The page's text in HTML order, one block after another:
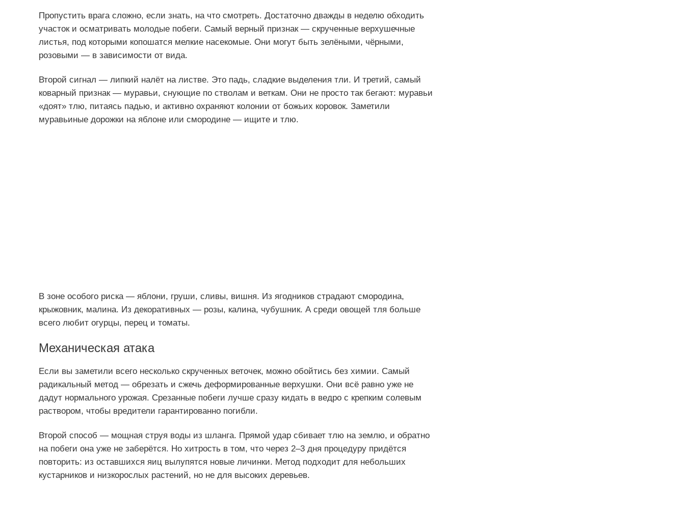
Пропустить врага сложно, если знать, на что смотреть. Достаточно дважды в неделю обходить
участок и осматривать молодые побеги. Самый верный признак — скрученные верхушечные
листья, под которыми копошатся мелкие насекомые. Они могут быть зелёными, чёрными,
розовыми — в зависимости от вида.
Второй сигнал — липкий налёт на листве. Это падь, сладкие выделения тли. И третий, самый
коварный признак — муравьи, снующие по стволам и веткам. Они не просто так бегают: муравьи
«доят» тлю, питаясь падью, и активно охраняют колонии от божьих коровок. Заметили
муравьиные дорожки на яблоне или смородине — ищите и тлю.
В зоне особого риска — яблони, груши, сливы, вишня. Из ягодников страдают смородина,
крыжовник, малина. Из декоративных — розы, калина, чубушник. А среди овощей тля больше
всего любит огурцы, перец и томаты.
Механическая атака
Если вы заметили всего несколько скрученных веточек, можно обойтись без химии. Самый
радикальный метод — обрезать и сжечь деформированные верхушки. Они всё равно уже не
дадут нормального урожая. Срезанные побеги лучше сразу кидать в ведро с крепким солевым
раствором, чтобы вредители гарантированно погибли.
Второй способ — мощная струя воды из шланга. Прямой удар сбивает тлю на землю, и обратно
на побеги она уже не заберётся. Но хитрость в том, что через 2–3 дня процедуру придётся
повторить: из оставшихся яиц вылупятся новые личинки. Метод подходит для небольших
кустарников и низкорослых растений, но не для высоких деревьев.